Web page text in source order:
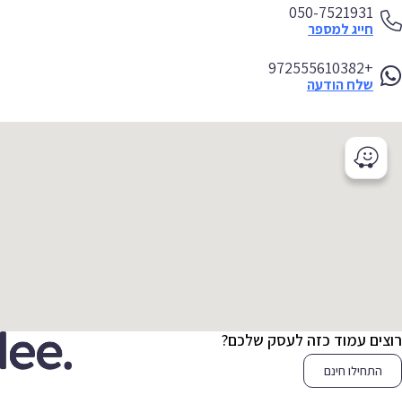
050-7521931
חייג למספר
+972555610382
שלח הודעה
עמוד כזה לעסק שלכם?
התחילו חינם